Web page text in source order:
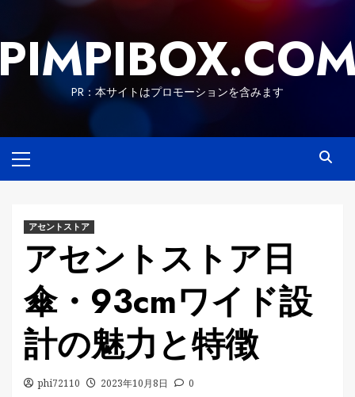
content
PR：本サイトはプロモーションを含みます
Menu
アセントストア
アセントストア日
傘・93cmワイド設
計の魅力と特徴
phi72110 2023年10月8日 0